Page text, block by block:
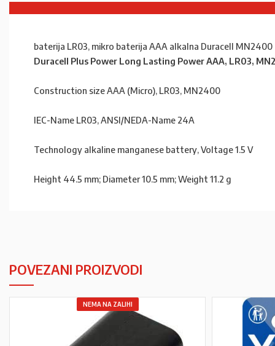
baterija LR03, mikro baterija AAA alkalna Duracell MN2400
Duracell Plus Power Long Lasting Power AAA, LR03,
Construction size AAA (Micro), LR03, MN2400
IEC-Name LR03, ANSI/NEDA-Name 24A
Technology alkaline manganese battery, Voltage 1.5 V
Height 44.5 mm; Diameter 10.5 mm; Weight 11.2 g
POVEZANI PROIZVODI
NEMA NA ZALIHI